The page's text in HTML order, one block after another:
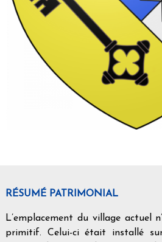
RÉSUMÉ PATRIMONIAL
L’emplacement du village actuel
primitif. Celui-ci était installé